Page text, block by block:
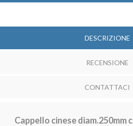
DESCRIZIONE
RECENSIONE
CONTATTACI
Cappello cinese diam.250mm